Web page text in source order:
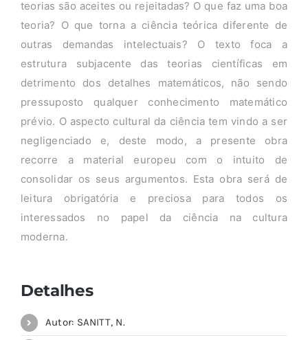
teorias são aceites ou rejeitadas? O que faz uma boa
teoria? O que torna a ciência teórica diferente de
outras demandas intelectuais? O texto foca a
estrutura subjacente das teorias científicas em
detrimento dos detalhes matemáticos, não sendo
pressuposto qualquer conhecimento matemático
prévio. O aspecto cultural da ciência tem vindo a ser
negligenciado e, deste modo, a presente obra
recorre a material europeu com o intuito de
consolidar os seus argumentos. Esta obra será de
leitura obrigatória e preciosa para todos os
interessados no papel da ciência na cultura
moderna.
Detalhes
Autor: SANITT, N.